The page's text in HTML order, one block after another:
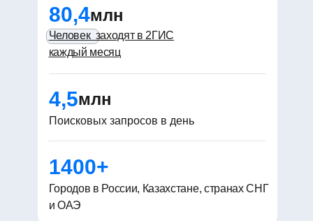
1400+
Городов в России, Казахстане, странах СНГ
и ОАЭ
4,5млн
Поисковых запросов в день
80,4млн
Человек заходят в 2ГИС
каждый месяц